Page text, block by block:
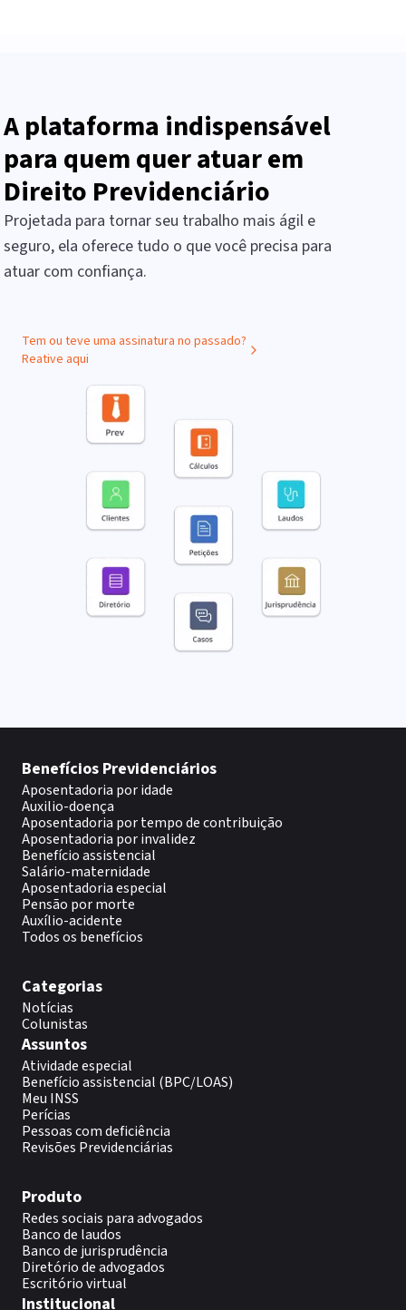
A plataforma indispensável
para quem quer atuar em
Direito Previdenciário
Projetada para tornar seu trabalho mais ágil e
seguro, ela oferece tudo o que você precisa para
atuar com confiança.
Tem ou teve uma assinatura no passado?
Reative aqui
Benefícios Previdenciários
Aposentadoria por idade
Auxilio-doença
Aposentadoria por tempo de contribuição
Aposentadoria por invalidez
Benefício assistencial
Salário-maternidade
Aposentadoria especial
Pensão por morte
Auxílio-acidente
Todos os benefícios
Categorias
Notícias
Colunistas
Assuntos
Atividade especial
Benefício assistencial (BPC/LOAS)
Meu INSS
Perícias
Pessoas com deficiência
Revisões Previdenciárias
Produto
Redes sociais para advogados
Banco de laudos
Banco de jurisprudência
Diretório de advogados
Escritório virtual
Institucional